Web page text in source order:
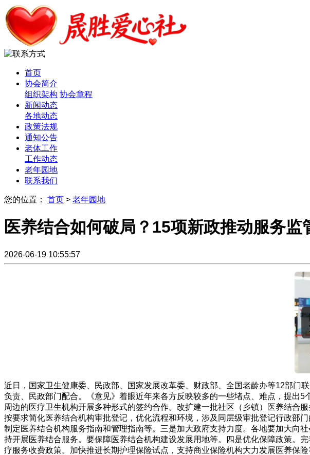
首页
协会简介
组织架构 协会章程
新闻动态
各地动态
政策法规
通知公告
老体工作
工作动态
老年园地
联系我们
您的位置： 首页 > 老年园地
医养结合如何破局？15项新政推动服务监
2026-06-19 10:55:57
近日，国家卫生健康委、民政部、国家发展改革委、财政部、全国老龄办等12部门
负责、民政部门配合。《意见》着眼近年来各方反映较多的一些堵点、难点，提出
周边的医疗卫生机构开展多种形式的签约合作。改扩建一批社区（乡镇）医养结合
按要求简化医养结合机构审批登记，优化流程和环境，涉及同层级审批登记行政部
制定医养结合机构服务指南和管理指南等。三是加大政府支持力度。各地要加大向
持开展医养结合服务。要保障医养结合机构建设发展用地等。四是优化保障政策。
疗服务收费政策。加快推进长期护理保险试点，支持商业保险机构大力发展医养保